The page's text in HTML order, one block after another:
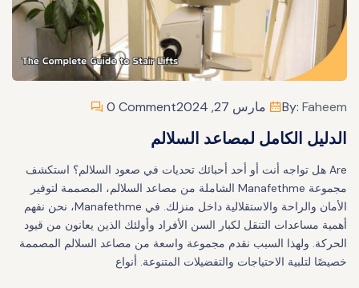
By: Faheem مارس 27, 2024 0 Comment
الدليل الكامل لمصاعد السلالم
Are هل تواجه أنت أو أحد أحبائك تحديات في صعود السلالم؟ استكشف
مجموعة Manafethme الشاملة من مصاعد السلالم، المصممة لتوفير
الأمان والراحة والاستقلالية داخل منزلك. في Manafethme، نحن نفهم
أهمية مساعدات التنقل لكبار السن الأفراد وأولئك الذين يعانون من قيود
الحركة. ولهذا السبب نقدم مجموعة واسعة من مصاعد السلالم المصممة
خصيصًا لتلبية الاحتياجات والتفضيلات المتنوعة. أنواع